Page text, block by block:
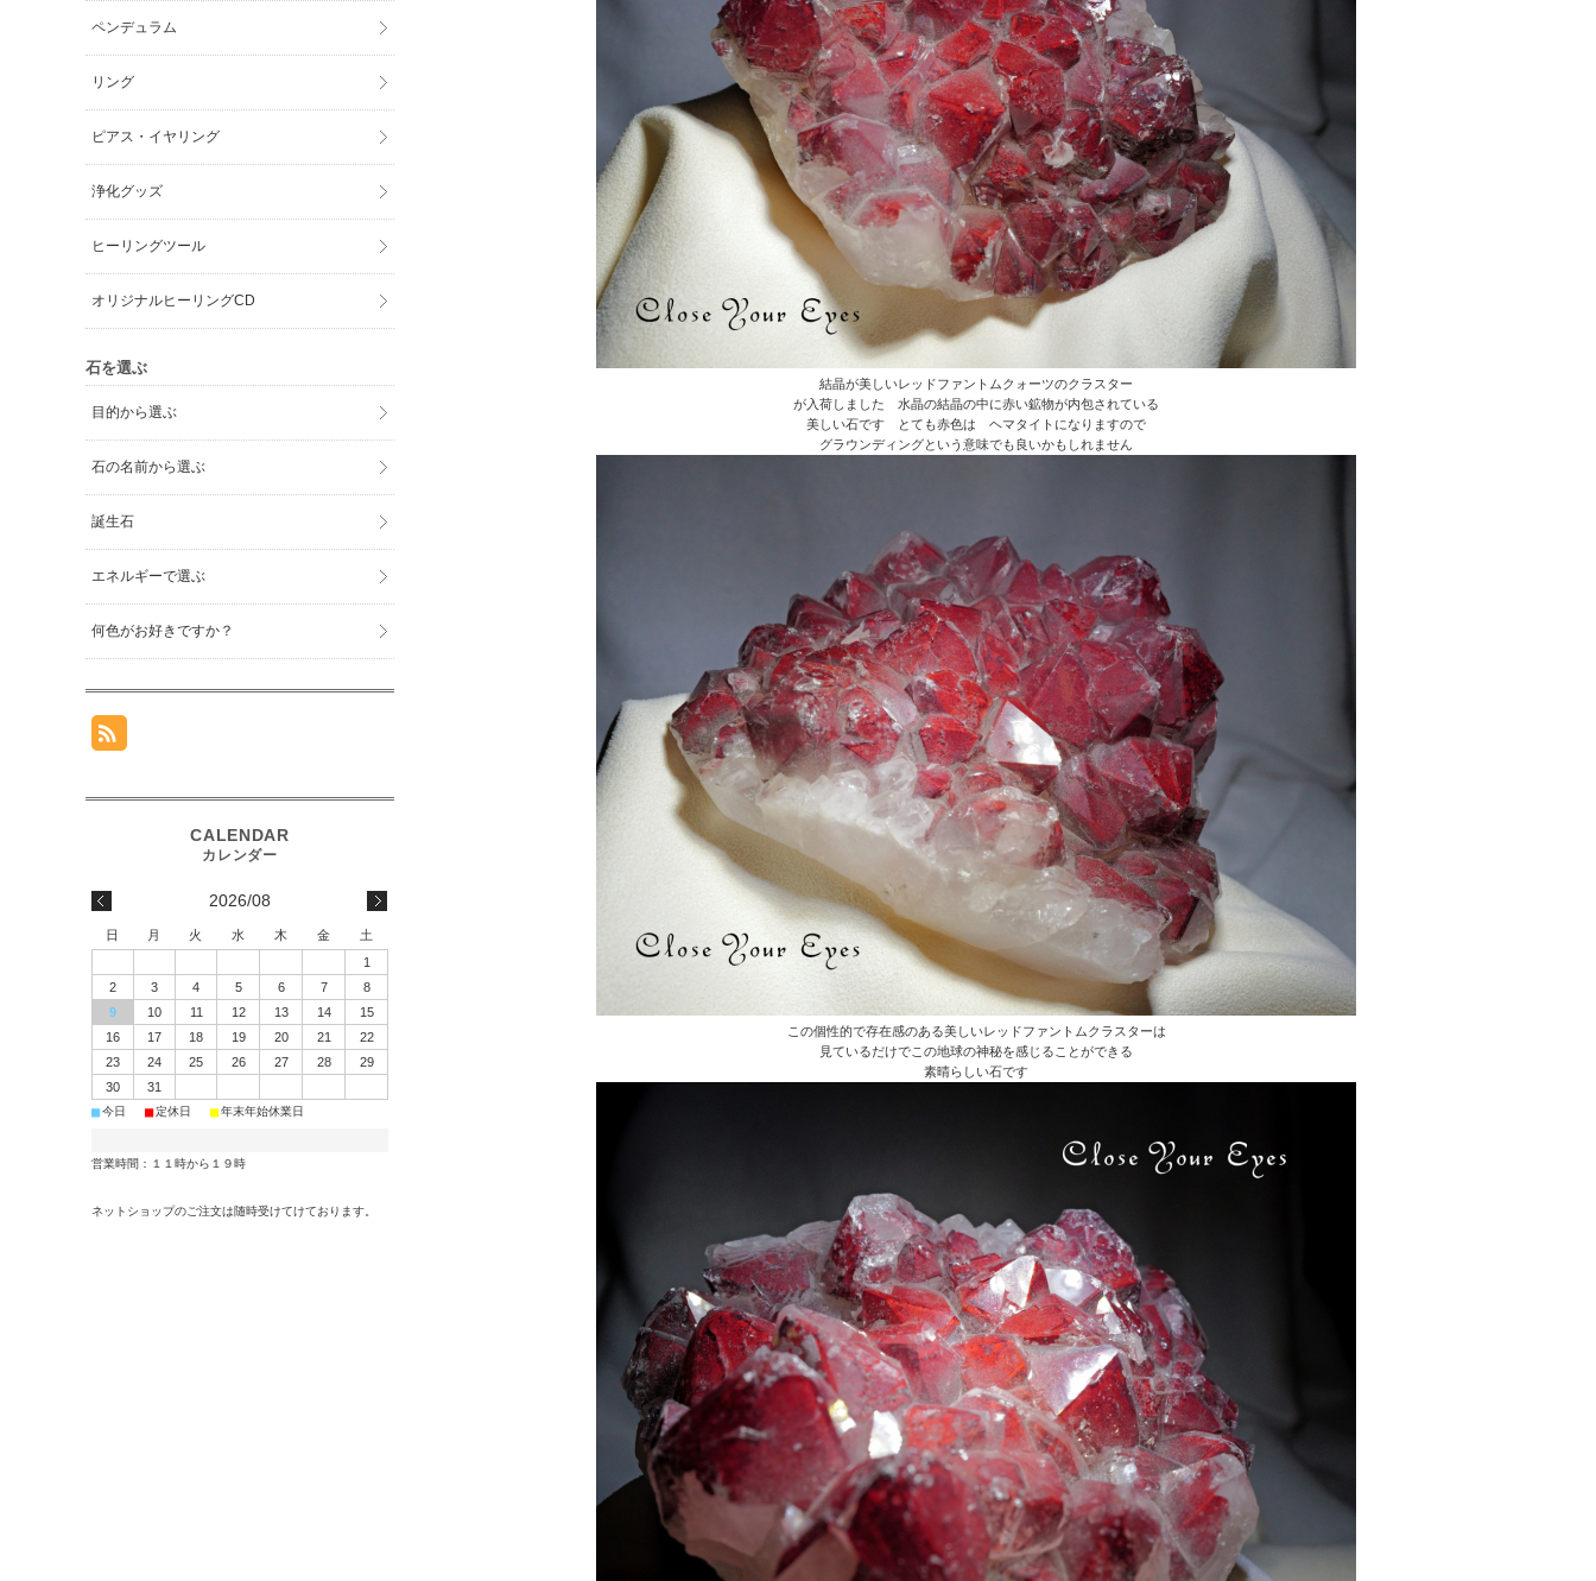
結晶が美しいレッドファントムクォーツのクラスター
が入荷しました 水晶の結晶の中に赤い鉱物が内包されている
美しい石です とても赤色は ヘマタイトになりますので
グラウンディングという意味でも良いかもしれません
この個性的で存在感のある美しいレッドファントムクラスターは
見ているだけでこの地球の神秘を感じることができる
素晴らしい石です
ペンデュラム
リング
ピアス・イヤリング
浄化グッズ
ヒーリングツール
オリジナルヒーリングCD
石を選ぶ
目的から選ぶ
石の名前から選ぶ
誕生石
エネルギーで選ぶ
何色がお好きですか？
2026/08
日 月 火 水 木 金
土
1
2
3 4 5 6 7
8
9
10 11 12 13 14
15
16
17 18 19 20 21
22
23
24 25 26 27 28
29
30
31
■今日 ■定休日 ■年末年始休業日
営業時間：１１時から１９時
ネットショップのご注文は随時受けてけております。